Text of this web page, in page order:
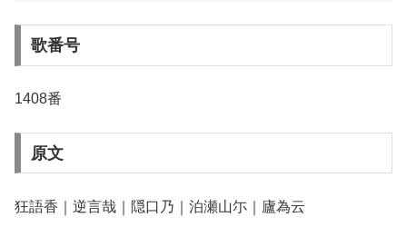
歌番号
1408番
原文
狂語香｜逆言哉｜隠口乃｜泊瀬山尓｜廬為云